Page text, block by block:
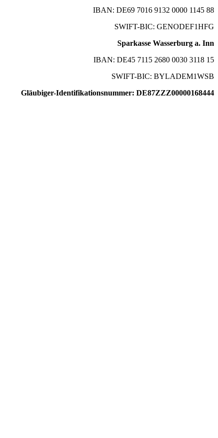
IBAN: DE69 7016 9132 0000 1145 88
SWIFT-BIC: GENODEF1HFG
Sparkasse Wasserburg a. Inn
IBAN: DE45 7115 2680 0030 3118 15
SWIFT-BIC: BYLADEM1WSB
Gläubiger-Identifikationsnummer: DE87ZZZ00000168444